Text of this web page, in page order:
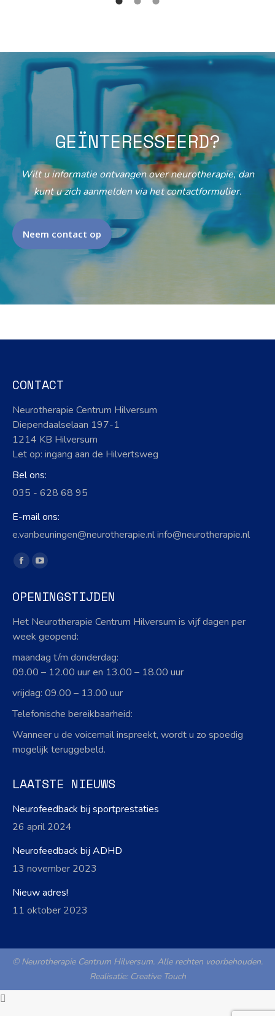
GEÏNTERESSEERD?
Wilt u informatie ontvangen over neurotherapie, dan
kunt u zich aanmelden via het contactformulier.
Neem contact op
CONTACT
Neurotherapie Centrum Hilversum
Diependaalselaan 197-1
1214 KB Hilversum
Let op: ingang aan de Hilvertsweg
Bel ons:
035 - 628 68 95
E-mail ons:
e.vanbeuningen@neurotherapie.nl info@neurotherapie.nl
Vind ons op:
Facebook
opens
in
new
YouTube
opens
new
OPENINGSTIJDEN
Het Neurotherapie Centrum Hilversum is vijf dagen per
week geopend:
maandag t/m donderdag:
09.00 – 12.00 uur en 13.00 – 18.00 uur
vrijdag: 09.00 – 13.00 uur
Telefonische bereikbaarheid:
Wanneer u de voicemail inspreekt, wordt u zo spoedig
mogelijk teruggebeld.
LAATSTE NIEUWS
Neurofeedback bij sportprestaties
26 april 2024
Neurofeedback bij ADHD
13 november 2023
Nieuw adres!
11 oktober 2023
© Neurotherapie Centrum Hilversum. Alle rechten voorbehouden.
Realisatie: Creative Touch